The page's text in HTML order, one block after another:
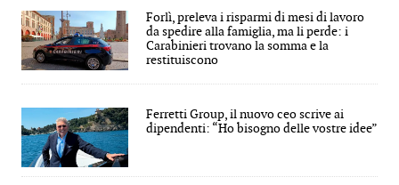
Forlì, preleva i risparmi di mesi di lavoro
da spedire alla famiglia, ma li perde: i
Carabinieri trovano la somma e la
restituiscono
Ferretti Group, il nuovo ceo scrive ai
dipendenti: “Ho bisogno delle vostre idee”